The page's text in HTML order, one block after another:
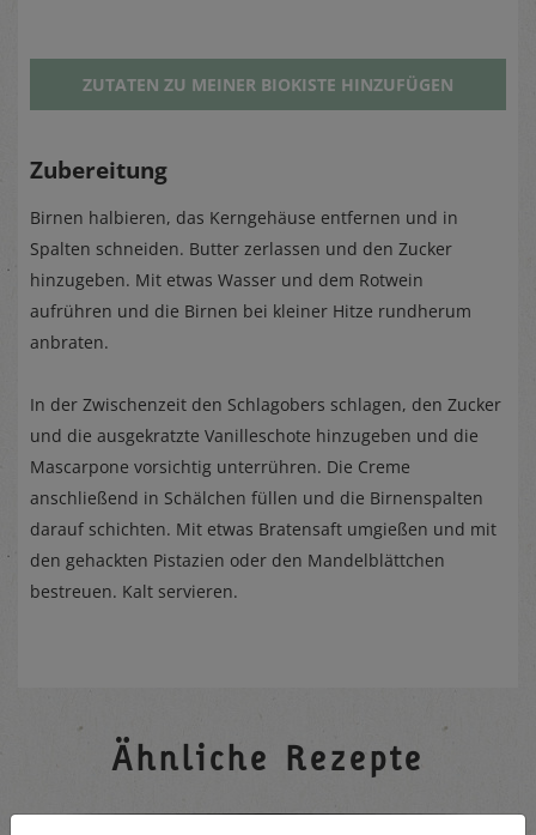
ZUTATEN ZU MEINER BIOKISTE HINZUFÜGEN
Zubereitung
Birnen halbieren, das Kerngehäuse entfernen und in
Spalten schneiden. Butter zerlassen und den Zucker
hinzugeben. Mit etwas Wasser und dem Rotwein
aufrühren und die Birnen bei kleiner Hitze rundherum
anbraten.
In der Zwischenzeit den Schlagobers schlagen, den Zucker
und die ausgekratzte Vanilleschote hinzugeben und die
Mascarpone vorsichtig unterrühren. Die Creme
anschließend in Schälchen füllen und die Birnenspalten
darauf schichten. Mit etwas Bratensaft umgießen und mit
den gehackten Pistazien oder den Mandelblättchen
bestreuen. Kalt servieren.
Ähnliche Rezepte